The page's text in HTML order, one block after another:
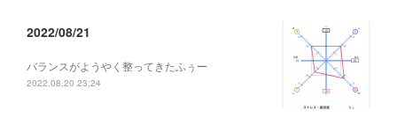
2022/08/21
バランスがようやく整ってきたふぅー
2022.08.20 23:24